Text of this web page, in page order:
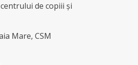
de copiii și
Mare, CSM